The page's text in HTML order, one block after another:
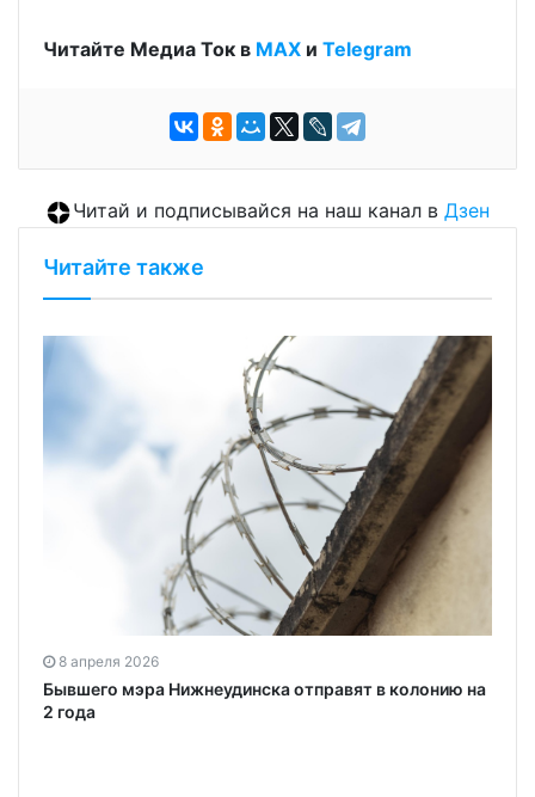
Читайте Медиа Ток в МАХ и Telegram
Читай и подписывайся на наш канал в Дзен
Читайте также
8 апреля 2026
Бывшего мэра Нижнеудинска отправят в колонию на
2 года